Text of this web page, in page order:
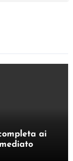
ai